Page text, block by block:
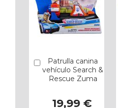
Patrulla canina
vehículo Search &
Rescue Zuma
19,99 €
Añadir